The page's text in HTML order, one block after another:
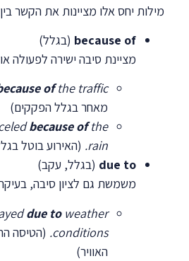
מילות יחס אלו מציינות את הקשר
because of (בגלל)
מציינת סיבה ישירה לפעולה
ofthe traffic.
מאחר בגלל הפקקים)
because ofthe
rain. (האירוע בוטל
due to (בגלל, עקב)
משמשת גם לציון סיבה,
due toweather
conditions. (הטיסה
האוויר)